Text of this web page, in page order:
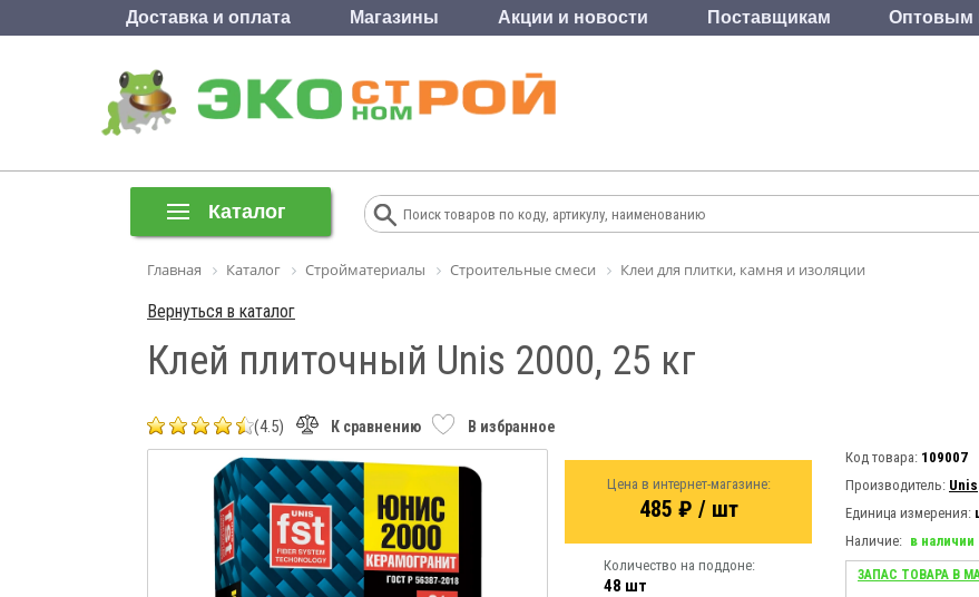
Доставка и оплата Магазины Акции и новости Поставщикам Оптовым
Каталог
Главная Каталог Стройматериалы Строительные смеси Клеи для плитки, камня и изоляции
Вернуться в каталог
Клей плиточный Unis 2000, 25 кг
(4.5) К сравнению В избранное
Цена в интернет-магазине:
485 ₽ / шт
Количество на поддоне:
48 шт
Код товара: 109007
Производитель: Unis
Единица измерения:
Наличие: в наличии
ЗАПАС ТОВАРА В